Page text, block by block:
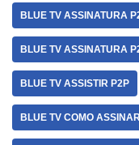
BLUE TV ASSINATURA
BLUE TV ASSINATURA
BLUE TV ASSISTIR P2P
BLUE TV COMO